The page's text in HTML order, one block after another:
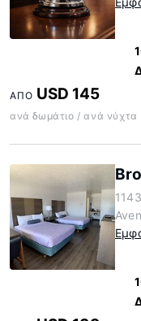
ΑΠΌ USD 145
ανά δωμάτιο / ανά νύχτα